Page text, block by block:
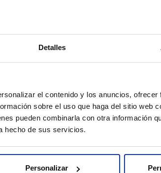
Detalles
el contenido y los anuncios,
sobre el uso que haga del sitio web
pueden combinarla con otra información
hecho de sus servicios.
Personalizar
Copa del Rey de Vela y otras
impulsamos iniciativas como el proyecto
localidades donde tenemos
familiares y colectivos
para construir una sociedad más